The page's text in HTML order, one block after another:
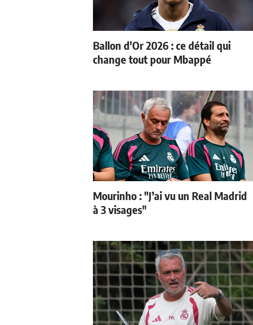
Ballon d'Or 2026 : ce détail qui
change tout pour Mbappé
Mourinho : "J’ai vu un Real Madrid
à 3 visages"